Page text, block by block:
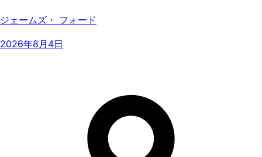
ジェームズ・ フォード
2026年8月4日